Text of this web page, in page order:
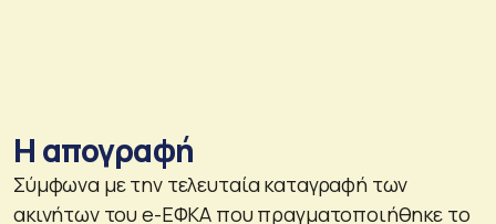
Η απογραφή
Σύμφωνα με την τελευταία καταγραφή των
ακινήτων του e-ΕΦΚΑ που πραγματοποιήθηκε το